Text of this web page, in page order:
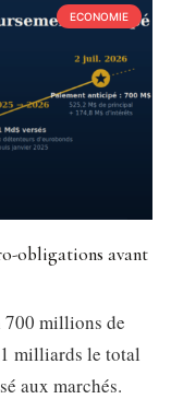
ECONOMIE
obligations avant
700 millions de
milliards le total
aux marchés.